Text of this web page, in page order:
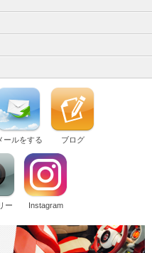
ールをする ブログ
ー Instagram